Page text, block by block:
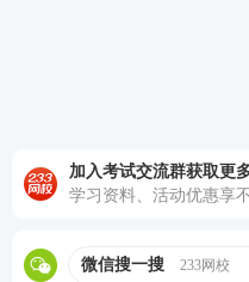
4轮授课体系主
加入考试交流群获取更
学习资料、活动优惠享
微信搜一搜 233网校